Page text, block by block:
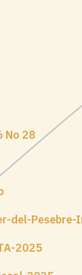
No 28
del-
2025